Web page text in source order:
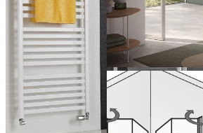
Portes
pivotantes